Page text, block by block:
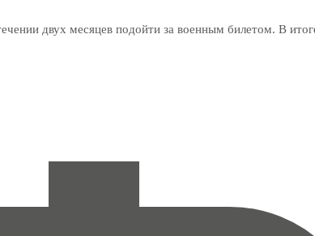
двух месяцев подойти за военным билетом. В